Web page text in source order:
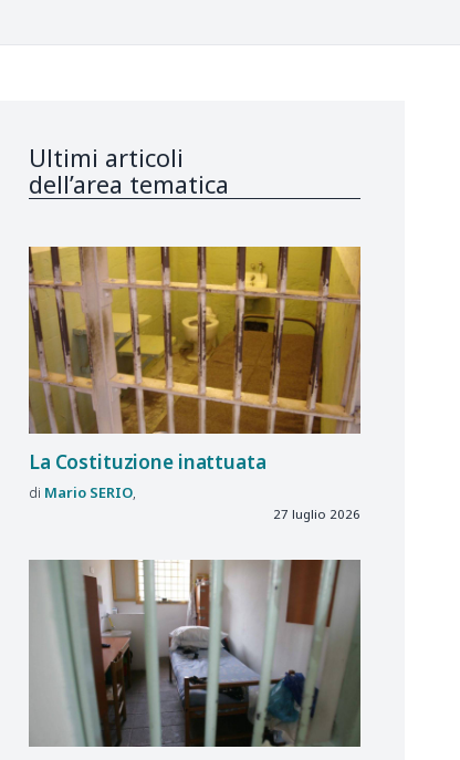
Ultimi articoli
dell’area tematica
La Costituzione inattuata
Mario SERIO
27 luglio 2026